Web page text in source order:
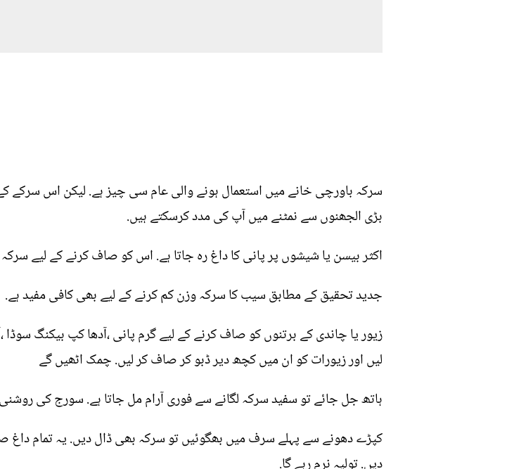
سرکہ باورچی خانے میں استعمال ہونے والی عام سی چیز ہے. لیکن اس سرکے
بڑی الجھنوں سے نمٹنے میں آپ کی مدد کرسکتے ہیں.
اکثر بیسن یا شیشوں پر پانی کا داغ رہ جاتا ہے. اس کو صاف کرنے کے لیے
جدید تحقیق کے مطابق سیب کا سرکہ وزن کم کرنے کے لیے بھی کافی مفید ہے.
زیور یا چاندی کے برتنوں کو صاف کرنے کے لیے گرم پانی ،آدھا کپ بیکنگ
لیں اور زیورات کو ان میں کچھ دیر ڈبو کر صاف کر لیں. چمک اٹھیں گے
ہاتھ جل جائے تو سفید سرکہ لگانے سے فوری آرام مل جاتا ہے. سورج کی
کپڑے دھونے سے پہلے سرف میں بھگوئیں تو سرکہ بھی ڈال دیں. یہ تمام داغ